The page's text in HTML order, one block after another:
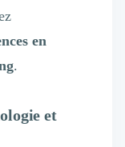
en
.
et